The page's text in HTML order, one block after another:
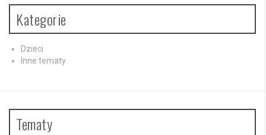
Kategorie
Dzieci
Inne tematy
Tematy